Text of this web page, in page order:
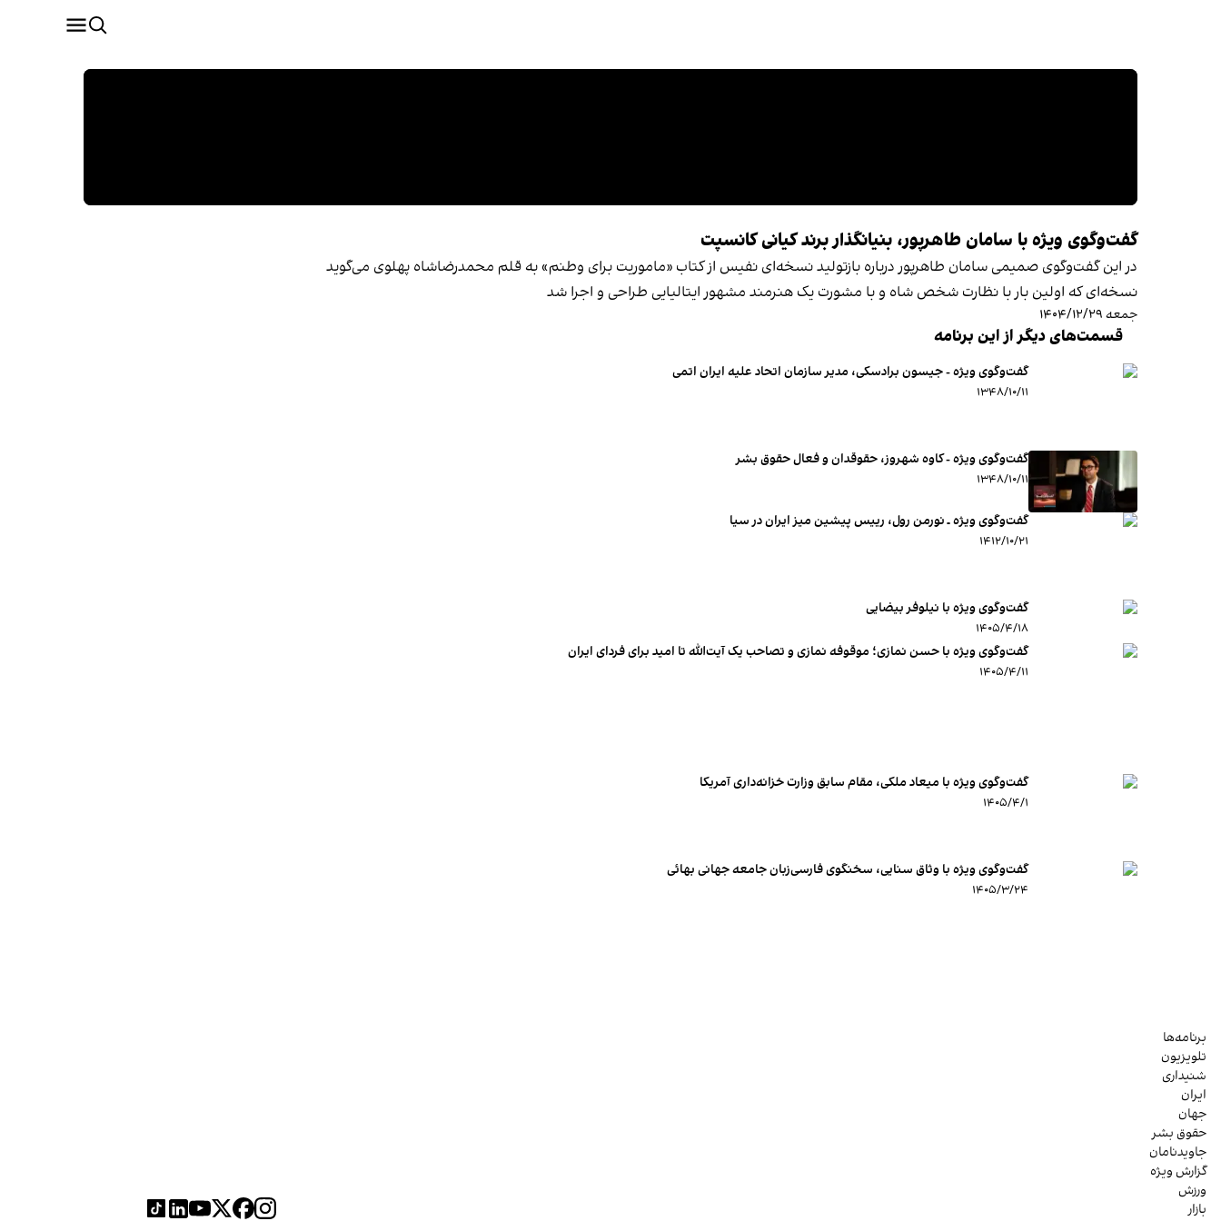
گفت‌وگوی ویژه با سامان طاهرپور، بنیانگذار برند کیانی کانسپت
در این گفت‌وگوی صمیمی سامان طاهرپور درباره بازتولید نسخه‌ای نفیس از کتاب «ماموریت برای وطنم» به قلم محمدرضاشاه پهلوی می‌گوید
نسخه‌ای که اولین بار با نظارت شخص شاه و با مشورت یک هنرمند مشهور ایتالیایی طراحی و اجرا شد
جمعه ۱۴۰۴/۱۲/۲۹
قسمت‌های دیگر از این برنامه
گفت‌وگوی ویژه - جیسون برادسکی، مدیر سازمان اتحاد علیه ایران اتمی
۱۳۴۸/۱۰/۱۱
گفت‌وگوی ویژه - کاوه شهروز، حقوقدان و فعال حقوق بشر
۱۳۴۸/۱۰/۱۱
گفت‌وگوی ویژه ـ نورمن رول، رییس پیشین میز ایران در سیا
۱۴۱۲/۱۰/۲۱
گفت‌وگوی ویژه با نیلوفر بیضایی
۱۴۰۵/۴/۱۸
گفت‌وگوی ویژه با حسن نمازی؛ موقوفه نمازی و تصاحب یک آیت‌الله تا امید برای فردای ایران
۱۴۰۵/۴/۱۱
گفت‌وگوی ویژه با میعاد ملکی، مقام سابق وزارت خزانه‌داری آمریکا
۱۴۰۵/۴/۱
گفت‌وگوی ویژه با وثاق سنایی، سخنگوی فارسی‌زبان جامعه جهانی بهائی
۱۴۰۵/۳/۲۴
برنامه‌ها
تلویزیون
شنیداری
ایران
جهان
حقوق بشر
جاویدنامان
گزارش ویژه
ورزش
بازار